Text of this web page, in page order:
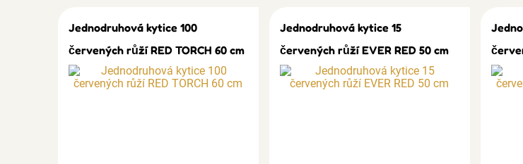
Jednodruhová kytice 100
červených růží RED TORCH 60 cm
Jednodruhová kytice 15
červených růží EVER RED 50 cm